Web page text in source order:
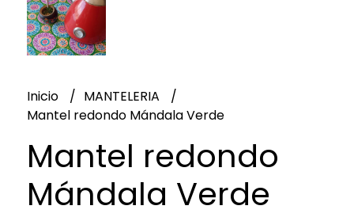
Inicio
MANTELERIA
Mantel redondo Mándala Verde
Mantel redondo
Mándala Verde